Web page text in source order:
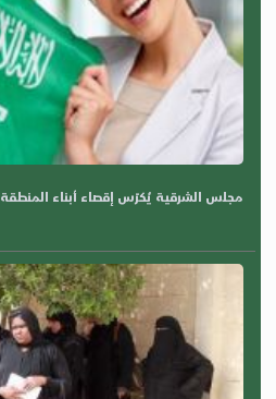
مجلس الشرقية يُكرّس إقصاء أبناء